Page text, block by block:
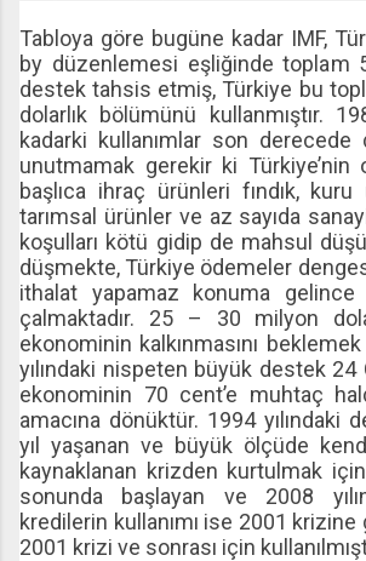
Tabloya göre bugüne kadar IMF,
by düzenlemesi eşliğinde toplam
destek tahsis etmiş, Türkiye bu
dolarlık bölümünü kullanmıştır.
kadarki kullanımlar son derecede
unutmamak gerekir ki Türkiye’nin
başlıca ihraç ürünleri fındık,
tarımsal ürünler ve az sayıda
koşulları kötü gidip de mahsul
düşmekte, Türkiye ödemeler dengesi
ithalat yapamaz konuma gelince
çalmaktadır. 25 – 30 milyon
ekonominin kalkınmasını
yılındaki nispeten büyük destek 24
ekonominin 70 cent’e muhtaç
amacına dönüktür. 1994 yılındaki
yıl yaşanan ve büyük ölçüde
kaynaklanan krizden kurtulmak için
sonunda başlayan ve 2008
kredilerin kullanımı ise 2001
2001 krizi ve sonrası için